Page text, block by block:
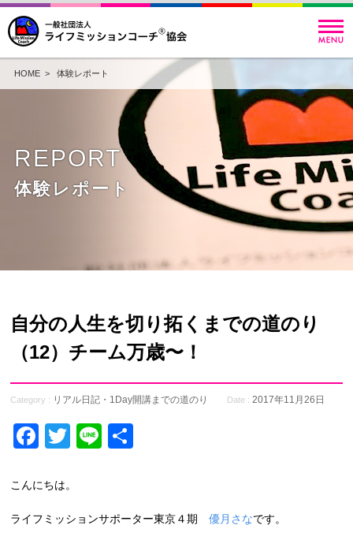
HOME> 体験レポート
REPORT
体験レポート
自分の人生を切り拓くまでの道のり
（12）チーム万歳〜！
Category : リアル日記・1Day開講までの道のり Date : 2017年11月26日
Facebook
Twitter
Line
こんにちは。
ライフミッションサポーター東京４期優月さなです。